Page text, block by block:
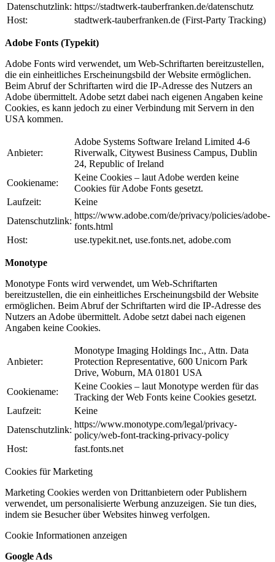
Datenschutzlink: https://stadtwerk-tauberfranken.de/datenschutz
Host:
stadtwerk-tauberfranken.de (First-Party Tracking)
Adobe Fonts (Typekit)
Adobe Fonts wird verwendet, um Web-Schriftarten bereitzustellen,
die ein einheitliches Erscheinungsbild der Website ermöglichen.
Beim Abruf der Schriftarten wird die IP-Adresse des Nutzers an
Adobe übermittelt. Adobe setzt dabei nach eigenen Angaben keine
Cookies, es kann jedoch zu einer Verbindung mit Servern in den
USA kommen.
Anbieter:
Adobe Systems Software Ireland Limited 4-6
Riverwalk, Citywest Business Campus, Dublin
24, Republic of Ireland
Cookiename:
Keine Cookies – laut Adobe werden keine
Cookies für Adobe Fonts gesetzt.
Laufzeit:
Keine
Datenschutzlink:
https://www.adobe.com/de/privacy/policies/adobe-
fonts.html
Host:
use.typekit.net, use.fonts.net, adobe.com
Monotype
Monotype Fonts wird verwendet, um Web-Schriftarten
bereitzustellen, die ein einheitliches Erscheinungsbild der Website
ermöglichen. Beim Abruf der Schriftarten wird die IP-Adresse des
Nutzers an Adobe übermittelt. Adobe setzt dabei nach eigenen
Angaben keine Cookies.
Anbieter:
Monotype Imaging Holdings Inc., Attn. Data
Protection Representative, 600 Unicorn Park
Drive, Woburn, MA 01801 USA
Cookiename:
Keine Cookies – laut Monotype werden für das
Tracking der Web Fonts keine Cookies gesetzt.
Laufzeit:
Keine
Datenschutzlink:
https://www.monotype.com/legal/privacy-
policy/web-font-tracking-privacy-policy
Host:
fast.fonts.net
Cookies für Marketing
Marketing Cookies werden von Drittanbietern oder Publishern
verwendet, um personalisierte Werbung anzuzeigen. Sie tun dies,
indem sie Besucher über Websites hinweg verfolgen.
Cookie Informationen anzeigen
Google Ads